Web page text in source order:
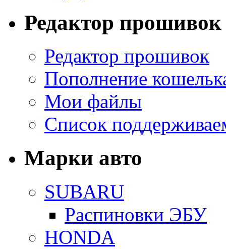
Редактор прошивок
Редактор прошивок
Пополнение
Мои файлы
Список
Марки авто
SUBARU
Распиновки ЭБУ
HONDA